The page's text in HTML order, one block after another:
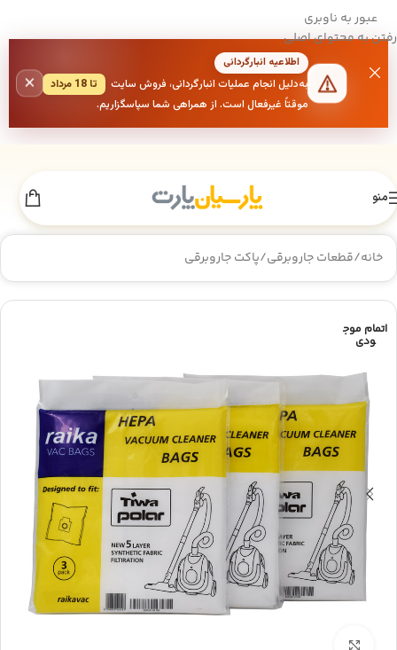
عبور به ناوبری
رفتن به محتوای اصلی
اطلاعیه انبارگردانی
به‌دلیل انجام عملیات انبارگردانی، فروش سایت
تا 18 مرداد
موقتاً غیرفعال است. از همراهی شما سپاسگزاریم.
×
منو
خانه/قطعات جاروبرقی/پاکت جاروبرقی
اتمام موج
ودی